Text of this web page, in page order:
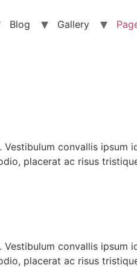
Blog Gallery
convallis ipsum
placerat ac risus
convallis ipsum
placerat ac risus